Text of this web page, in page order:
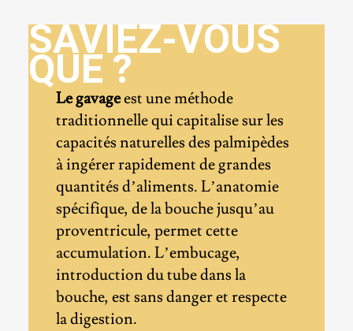
SAVIEZ-VOUS
QUE ?
Le gavageest une méthode
traditionnelle qui capitalise sur les
capacités naturelles des palmipèdes
à ingérer rapidement de grandes
quantités d’aliments. L’anatomie
spécifique, de la bouche jusqu’au
proventricule, permet cette
accumulation. L’embucage,
introduction du tube dans la
bouche, est sans danger et respecte
la digestion.